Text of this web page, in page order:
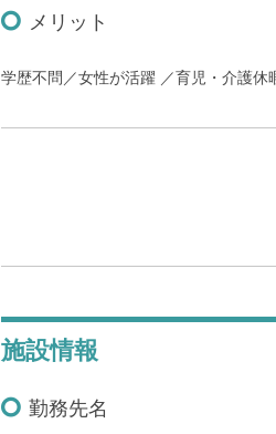
メリット
学歴不問／女性が活躍 ／育児・介護休
施設情報
勤務先名